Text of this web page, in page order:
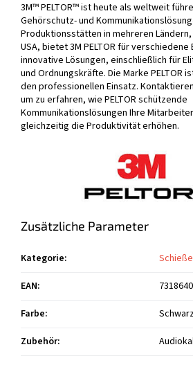
3M™ PELTOR™ ist heute als weltweit
Gehörschutz- und
Produktionsstätten in mehreren
USA, bietet 3M PELTOR für
innovative Lösungen, einschließlich für
und Ordnungskräfte. Die Marke
den professionellen Einsatz.
um zu erfahren, wie PELTOR schützende
Kommunikationslösungen Ihre
gleichzeitig die Produktivität erhöhen.
Zusätzliche Parameter
Kategorie:
EAN:
Farbe:
Zubehör: